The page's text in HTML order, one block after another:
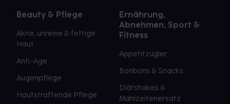
Beauty & Pflege
Akne, unreine & fettige
Haut
Anti-Age
Augenpflege
Hautstraffende Pflege
Ernährung,
Abnehmen, Sport &
Fitness
Appetitzügler
Bonbons & Snacks
Diätshakes &
Mahlzeitenersatz